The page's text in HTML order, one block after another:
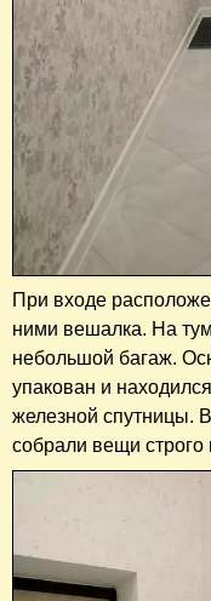
При входе
ними вешалка. На
небольшой багаж.
упакован и
железной спутницы.
собрали вещи строго